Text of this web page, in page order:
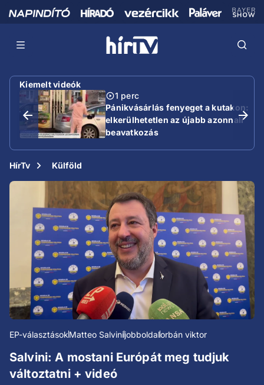
Kiemelt videók
1 perc
Pánikvásárlás fenyeget a kutakon:
elkerülhetetlen az újabb azonnali
beavatkozás
HírTv Külföld
EP-választásokMatteo Salvinijobboldalorbán viktor
Salvini: A mostani Európát meg tudjuk
változtatni + videó